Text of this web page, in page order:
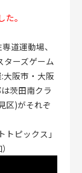
。
道運動場、
ーズゲーム
大阪市・大阪
茨田南クラ
区)がそれぞ
ピックス」